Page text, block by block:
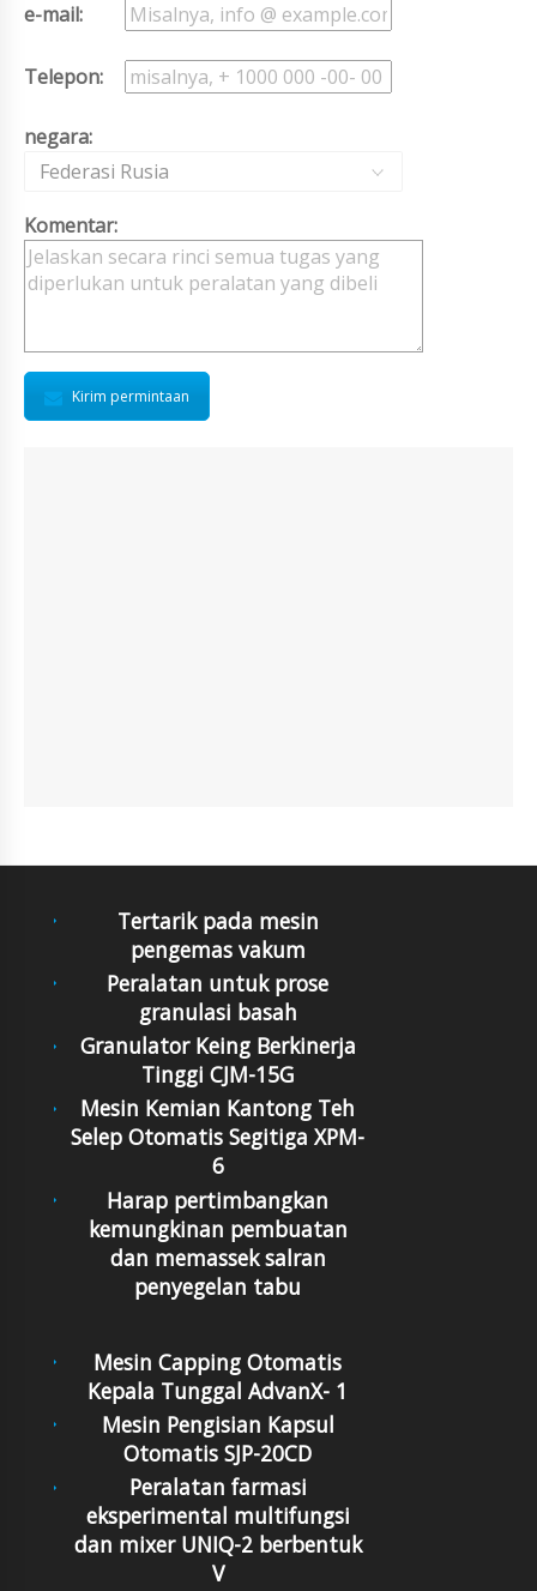
e-mail:
Telepon:
negara:
Federasi Rusia
Komentar:
Kirim permintaan
Tertarik pada mesin
pengemas vakum
Peralatan untuk prose
granulasi basah
Granulator Keing Berkinerja
Tinggi CJM-15G
Mesin Kemian Kantong Teh
Selep Otomatis Segitiga XPM-
6
Harap pertimbangkan
kemungkinan pembuatan
dan memassek salran
penyegelan tabu
Mesin Capping Otomatis
Kepala Tunggal AdvanX- 1
Mesin Pengisian Kapsul
Otomatis SJP-20CD
Peralatan farmasi
eksperimental multifungsi
dan mixer UNIQ-2 berbentuk
V